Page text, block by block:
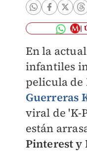
En la
infantiles
pelicula
Guerreras
viral de 'K-
están
Pinterest y